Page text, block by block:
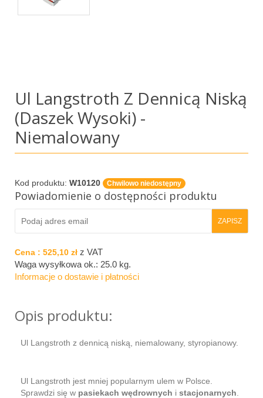
Ul Langstroth Z Dennicą Niską
(daszek Wysoki) -
Niemalowany
Kod produktu: W10120 Chwilowo niedostępny
Powiadomienie o dostępności produktu
Cena : 525,10 zł z VAT
Waga wysyłkowa ok.: 25.0 kg.
Informacje o dostawie i płatności
Opis produktu:
Ul Langstroth z dennicą niską, niemalowany, styropianowy.
Ul Langstroth jest mniej popularnym ulem w Polsce.
Sprawdzi się w pasiekach wędrownych i stacjonarnych